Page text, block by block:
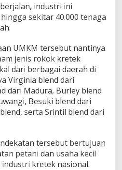
industri ini
sekitar 40.000 tenaga
UMKM tersebut nantinya
jenis rokok kretek
dari berbagai daerah di
Virginia blend dari
dari Madura, Burley blend
Besuki blend dari
serta Srintil blend dari
tersebut bertujuan
petani dan usaha kecil
kretek nasional.